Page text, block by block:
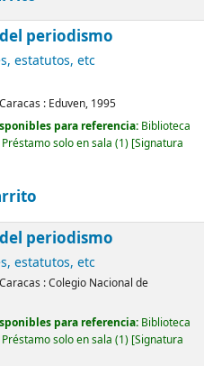
periodismo
estatutos, etc
Caracas : Eduven, 1995
para referencia: Biblioteca
solo en sala (1) Signatura
periodismo
estatutos, etc
Caracas :Colegio Nacional de
para referencia: Biblioteca
solo en sala (1) Signatura